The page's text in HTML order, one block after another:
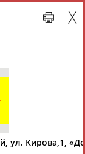
ул. Кирова,1,